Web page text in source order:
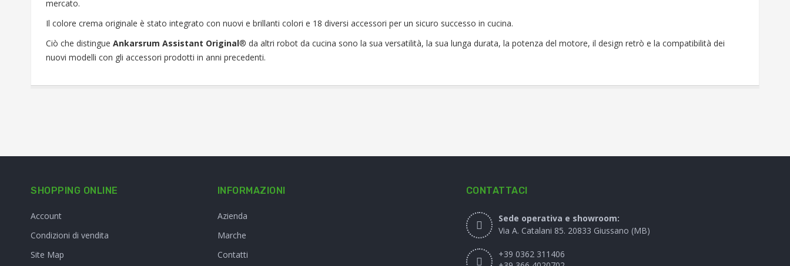
mercato.
Il colore crema originale è stato integrato con nuovi e brillanti colori e 18 diversi accessori per un sicuro successo in cucina.
Ciò che distingue Ankarsrum Assistant Original® da altri robot da cucina sono la sua versatilità, la sua lunga durata, la potenza del motore, il design retrò e la compatibilità dei
nuovi modelli con gli accessori prodotti in anni precedenti.
SHOPPING ONLINE
Account
Condizioni di vendita
Site Map
INFORMAZIONI
Azienda
Marche
Contatti
CONTATTACI
Sede operativa e showroom:
Via A. Catalani 85. 20833 Giussano (MB)
+39 0362 311406